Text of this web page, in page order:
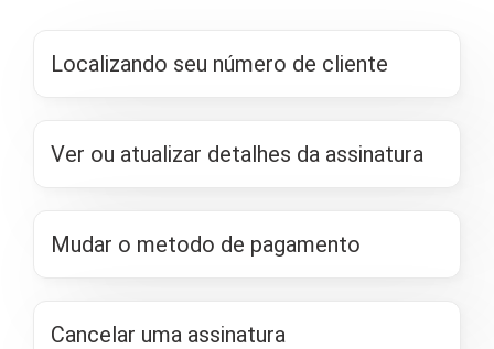
Localizando seu número de cliente
Ver ou atualizar detalhes da assinatura
Mudar o metodo de pagamento
Cancelar uma assinatura